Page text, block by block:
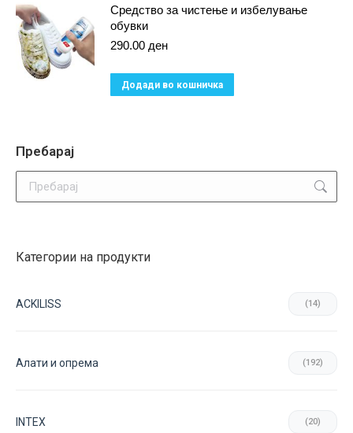
Средство за чистење и избелување
обувки
290.00 ден
Додади во кошничка
Пребарај
Категории на продукти
ACKILISS (14)
Aлати и опрема (192)
INTEX (20)